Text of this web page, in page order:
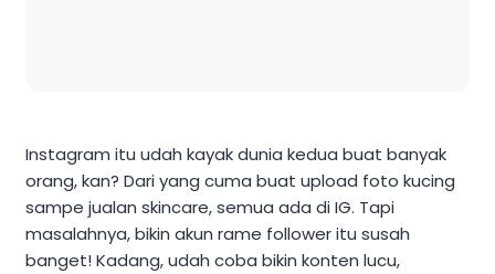
Instagram itu udah kayak dunia kedua buat banyak
orang, kan? Dari yang cuma buat upload foto kucing
sampe jualan skincare, semua ada di IG. Tapi
masalahnya, bikin akun rame follower itu susah
banget! Kadang, udah coba bikin konten lucu,